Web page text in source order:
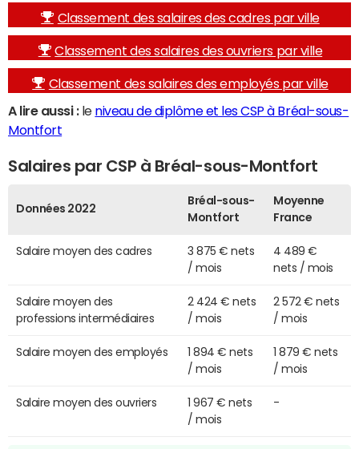
Classement des salaires des cadres par ville
Classement des salaires des ouvriers par ville
Classement des salaires des employés par ville
A lire aussi :le niveau de diplôme et les CSP à Bréal-sous-
Montfort
Salaires par CSP à Bréal-sous-Montfort
Données 2022
Bréal-sous-
Montfort
Moyenne
France
Salaire moyen des cadres
3 875 € nets
/ mois
4 489 €
nets / mois
Salaire moyen des
professions intermédiaires
2 424 € nets
/ mois
2 572 € nets
/ mois
Salaire moyen des employés
1 894 € nets
/ mois
1 879 € nets
/ mois
Salaire moyen des ouvriers
1 967 € nets
/ mois
-